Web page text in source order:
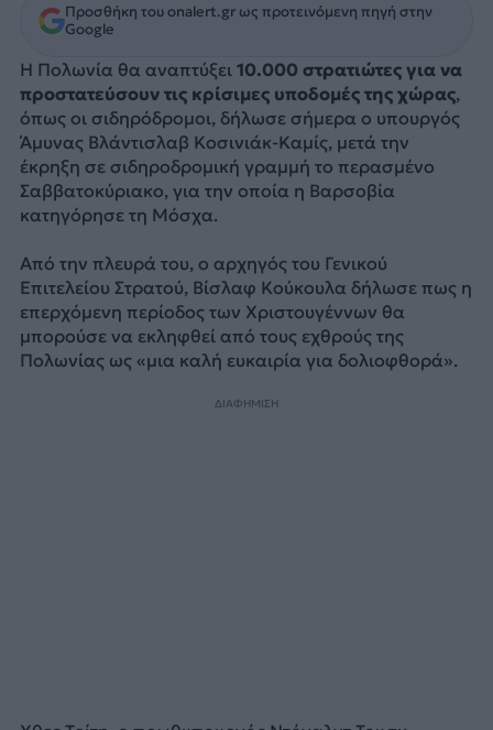
Προσθήκη του onalert.gr ως προτεινόμενη πηγή στην
Google
Η Πολωνία θα αναπτύξει 10.000 στρατιώτες για να
προστατεύσουν τις κρίσιμες υποδομές της χώρας,
όπως οι σιδηρόδρομοι, δήλωσε σήμερα ο υπουργός
Άμυνας Βλάντισλαβ Κοσινιάκ-Καμίς, μετά την
έκρηξη σε σιδηροδρομική γραμμή το περασμένο
Σαββατοκύριακο, για την οποία η Βαρσοβία
κατηγόρησε τη Μόσχα.
Από την πλευρά του, ο αρχηγός του Γενικού
Επιτελείου Στρατού, Βίσλαφ Κούκουλα δήλωσε πως η
επερχόμενη περίοδος των Χριστουγέννων θα
μπορούσε να εκληφθεί από τους εχθρούς της
Πολωνίας ως «μια καλή ευκαιρία για δολιοφθορά».
ΔΙΑΦΗΜΙΣΗ